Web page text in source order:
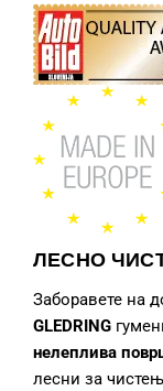
ЛЕСНО
Заборавете на
GLEDRING
нелеплива
лесни за